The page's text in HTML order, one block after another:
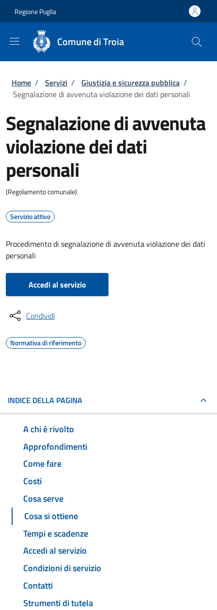
Regione Puglia
Comune di Troia
Briciole di pane
Home / Servizi / Giustizia e sicurezza pubblica /
Segnalazione di avvenuta violazione dei dati personali
Segnalazione di avvenuta
violazione dei dati
personali
(Regolamento comunale)
Servizio attivo
Procedimento di segnalazione di avvenuta violazione dei dati
personali
Accedi al servizio
Condividi
Normativa di riferimento
INDICE DELLA PAGINA
A chi è rivolto
Approfondimenti
Come fare
Costi
Cosa serve
Cosa si ottiene
Tempi e scadenze
Accedi al servizio
Condizioni di servizio
Contatti
Strumenti di tutela